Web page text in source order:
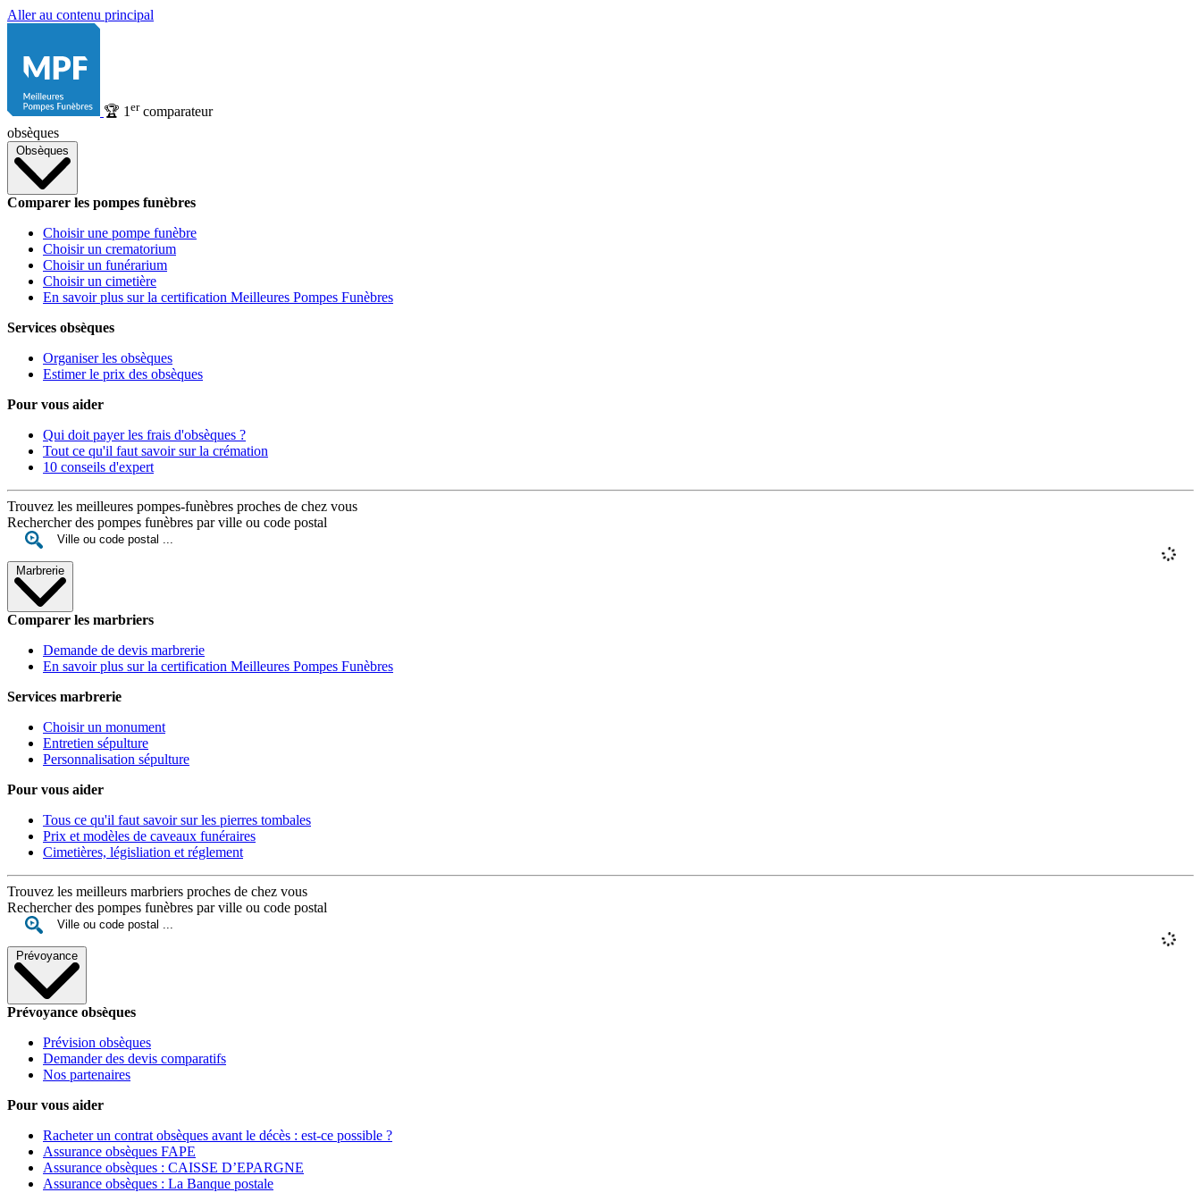
Aller au contenu principal
🏆 1 ercomparateur
obsèques
Obsèques
Comparer les pompes funèbres
Choisir une pompe funèbre
Choisir un crematorium
Choisir un funérarium
Choisir un cimetière
En savoir plus sur la certification Meilleures Pompes Funèbres
Services obsèques
Organiser les obsèques
Estimer le prix des obsèques
Pour vous aider
Qui doit payer les frais d'obsèques ?
Tout ce qu'il faut savoir sur la crémation
10 conseils d'expert
Trouvez les meilleures pompes-funèbres proches de chez vous
Rechercher des pompes funèbres par ville ou code postal
Marbrerie
Comparer les marbriers
Demande de devis marbrerie
En savoir plus sur la certification Meilleures Pompes Funèbres
Services marbrerie
Choisir un monument
Entretien sépulture
Personnalisation sépulture
Pour vous aider
Tous ce qu'il faut savoir sur les pierres tombales
Prix et modèles de caveaux funéraires
Cimetières, législiation et réglement
Trouvez les meilleurs marbriers proches de chez vous
Rechercher des pompes funèbres par ville ou code postal
Prévoyance
Prévoyance obsèques
Prévision obsèques
Demander des devis comparatifs
Nos partenaires
Pour vous aider
Racheter un contrat obsèques avant le décès : est-ce possible ?
Assurance obsèques FAPE
Assurance obsèques : CAISSE D’EPARGNE
Assurance obsèques : La Banque postale